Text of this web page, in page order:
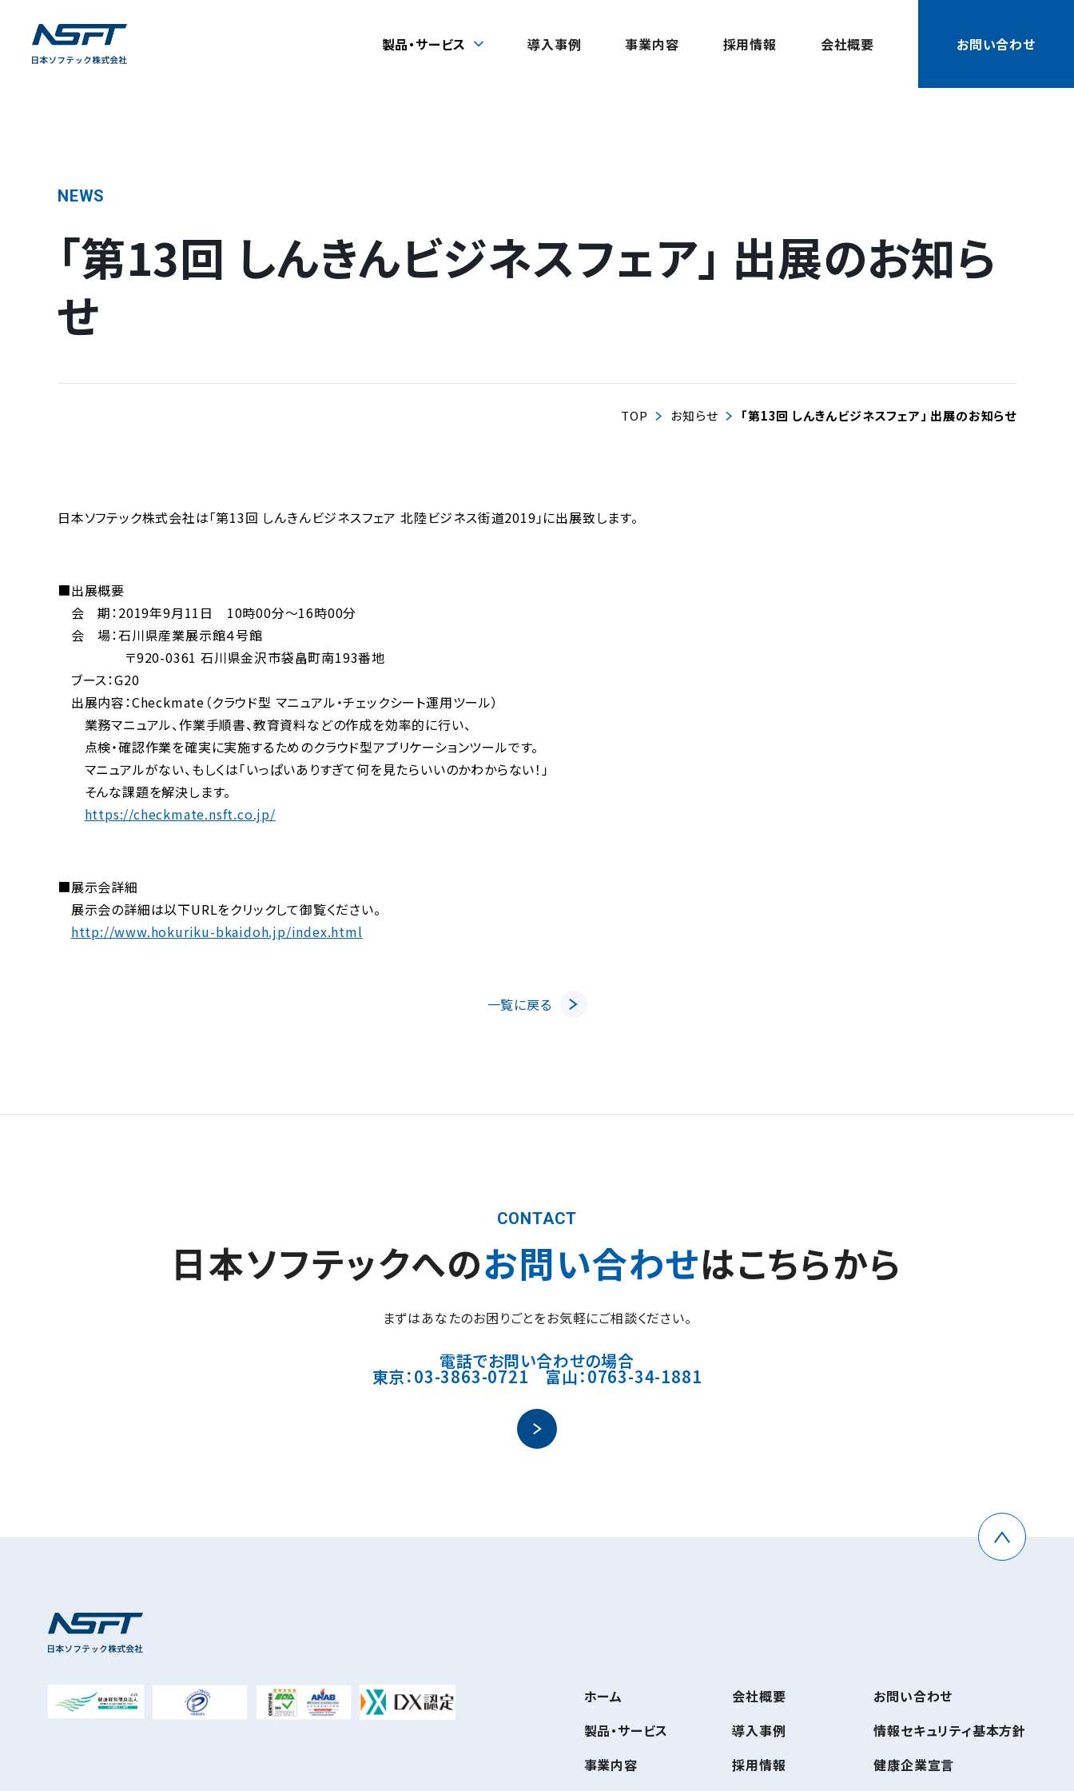
製品・サービス 導入事例 事業内容 採用情報 会社概要 お問い合わせ
NEWS
「第13回 しんきんビジネスフェア」 出展のお知ら
せ
TOP お知らせ 「第13回 しんきんビジネスフェア」 出展のお知らせ
日本ソフテック株式会社は「第13回 しんきんビジネスフェア 北陸ビジネス街道2019」に出展致します。
■出展概要
会 期：2019年9月11日 10時00分～16時00分
会 場：石川県産業展示館４号館
〒920-0361 石川県金沢市袋畠町南193番地
ブース：G20
出展内容：Checkmate（クラウド型 マニュアル・チェックシート運用ツール）
業務マニュアル、作業手順書、教育資料などの作成を効率的に行い、
点検・確認作業を確実に実施するためのクラウド型アプリケーションツールです。
マニュアルがない、もしくは「いっぱいありすぎて何を見たらいいのかわからない！」
そんな課題を解決します。
https://checkmate.nsft.co.jp/
■展示会詳細
展示会の詳細は以下URLをクリックして御覧ください。
http://www.hokuriku-bkaidoh.jp/index.html
一覧に戻る
CONTACT
日本ソフテックへのお問い合わせはこちらから
まずはあなたのお困りごとをお気軽にご相談ください。
電話でお問い合わせの場合
東京：03-3863-0721 富山：0763-34-1881
ホーム
製品・サービス
事業内容
会社概要
導入事例
採用情報
お問い合わせ
情報セキュリティ基本方針
健康企業宣言